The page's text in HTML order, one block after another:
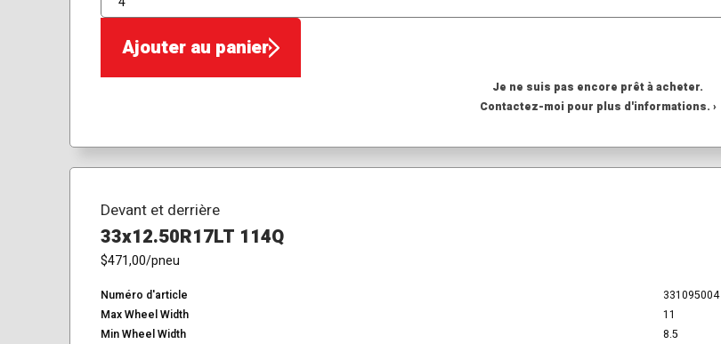
QTÉ
Ajouter au panier
Je ne suis pas encore prêt à acheter.
Contactez-moi pour plus d'informations. ›
Devant et derrière
33x12.50R17LT 114Q
$471,00/pneu
Numéro d'article
331095004
Max Wheel Width
11
Min Wheel Width
8.5